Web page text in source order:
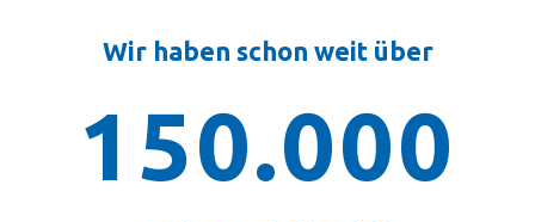
Wir haben schon weit über
150.000